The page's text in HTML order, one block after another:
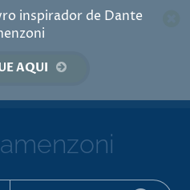
inspirador de Dante
AQUI